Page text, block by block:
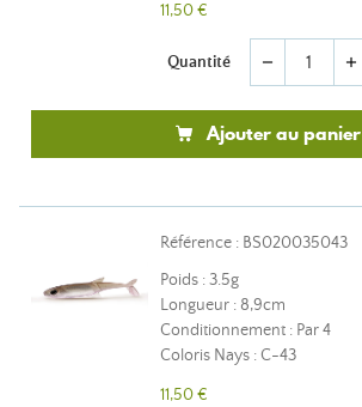
11,50 €
Quantité remove add
Ajouter au panier
Référence : BS020035043
Poids : 3.5g
Longueur : 8,9cm
Conditionnement : Par 4
Coloris Nays : C-43
11,50 €